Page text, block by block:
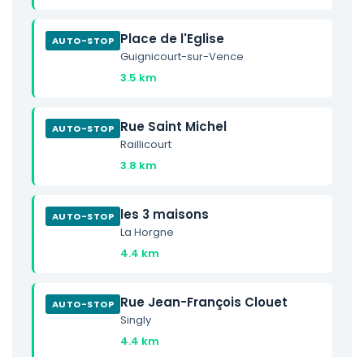
AUTO-STOP Place de l'Eglise
Guignicourt-sur-Vence
3.5 km
AUTO-STOP Rue Saint Michel
Raillicourt
3.8 km
AUTO-STOP les 3 maisons
La Horgne
4.4 km
AUTO-STOP Rue Jean-François Clouet
Singly
4.4 km